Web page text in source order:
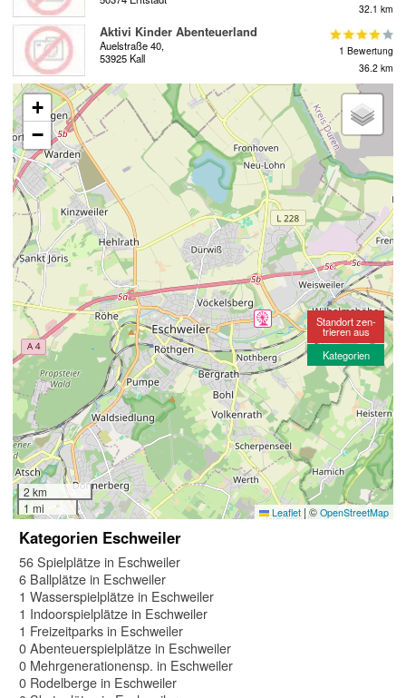
32.1 km
Aktivi Kinder Abenteuerland
Auelstraße 40,
53925 Kall
1 Bewertung
36.2 km
+
−
2 km
1 mi
Leaflet |© OpenStreetMap
Standort zen-
trieren aus
Kategorien
Kategorien Eschweiler
56 Spielplätze in Eschweiler
6 Ballplätze in Eschweiler
1 Wasserspielplätze in Eschweiler
1 Indoorspielplätze in Eschweiler
1 Freizeitparks in Eschweiler
0 Abenteuerspielplätze in Eschweiler
0 Mehrgenerationensp. in Eschweiler
0 Rodelberge in Eschweiler